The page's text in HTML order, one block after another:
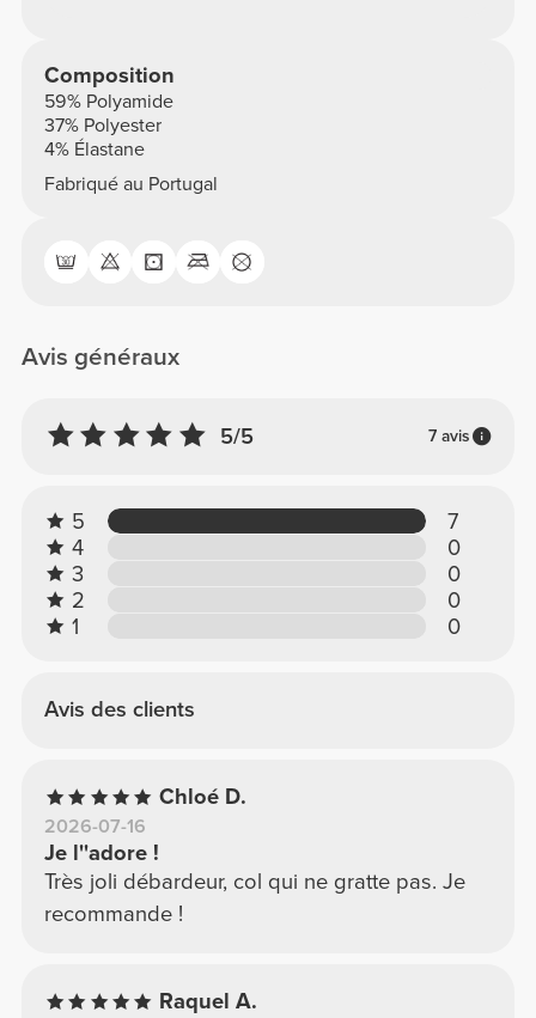
Composition
59% Polyamide
37% Polyester
4% Élastane
Fabriqué au Portugal
Avis généraux
5/5 7 avis
5
7
4
0
3
0
2
0
1
0
Avis des clients
Chloé D.
2026-07-16
Je l''adore !
Très joli débardeur, col qui ne gratte pas. Je
recommande !
Raquel A.